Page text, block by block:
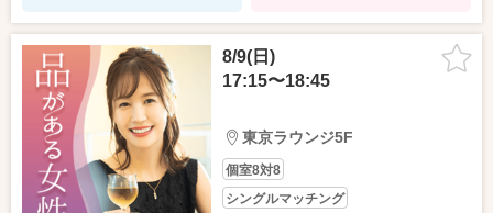
8/9(日)
17:15〜18:45
東京ラウンジ5F
個室8対8
シングルマッチング